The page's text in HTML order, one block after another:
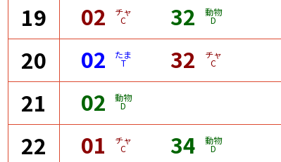
19 02 チャ
C 32 動物
D
20 02 たま
T 32 チャ
C
21 02 動物
D
22 01 チャ
C 34 動物
D